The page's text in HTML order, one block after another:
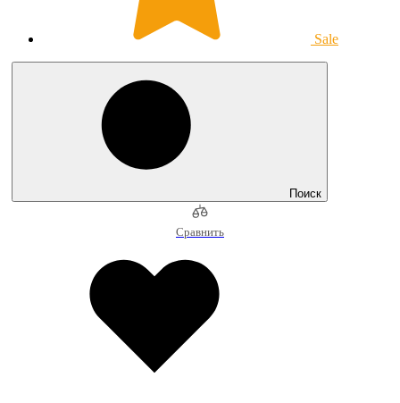
Sale
Поиск
Сравнить